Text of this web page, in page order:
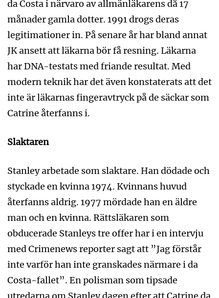
da Costa i närvaro av allmänläkarens då 17
månader gamla dotter. 1991 drogs deras
legitimationer in. På senare år har bland annat
JK ansett att läkarna bör få resning. Läkarna
har DNA-testats med friande resultat. Med
modern teknik har det även konstaterats att det
inte är läkarnas fingeravtryck på de säckar som
Catrine återfanns i.
Slaktaren
Stanley arbetade som slaktare. Han dödade och
styckade en kvinna 1974. Kvinnans huvud
återfanns aldrig. 1977 mördade han en äldre
man och en kvinna. Rättsläkaren som
obducerade Stanleys tre offer har i en intervju
med Crimenews reporter sagt att ”Jag förstår
inte varför han inte granskades närmare i da
Costa-fallet”. En polisman som tipsade